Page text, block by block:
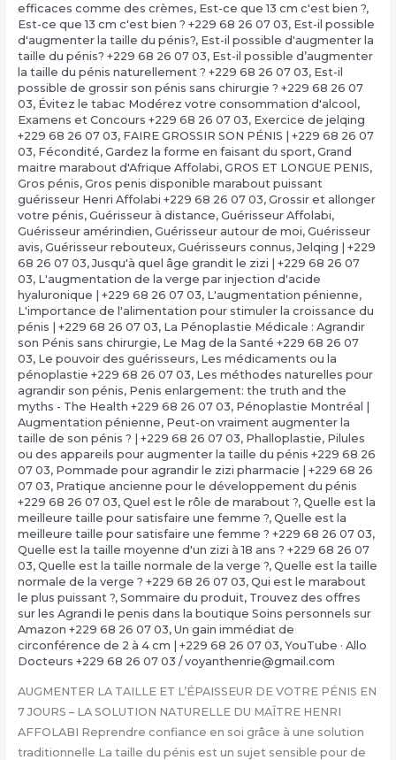
efficaces comme des crèmes, Est-ce que 13 cm c'est bien ?,
Est-ce que 13 cm c'est bien ? +229 68 26 07 03, Est-il possible
d'augmenter la taille du pénis?, Est-il possible d'augmenter la
taille du pénis? +229 68 26 07 03, Est-il possible d’augmenter
la taille du pénis naturellement ? +229 68 26 07 03, Est-il
possible de grossir son pénis sans chirurgie ? +229 68 26 07
03, Évitez le tabac Modérez votre consommation d'alcool ,
Examens et Concours +229 68 26 07 03, Exercice de jelqing
+229 68 26 07 03, FAIRE GROSSIR SON PÉNIS | +229 68 26 07
03, Fécondité, Gardez la forme en faisant du sport, Grand
maitre marabout d'Afrique Affolabi, GROS ET LONGUE PENIS,
Gros pénis, Gros penis disponible marabout puissant
guérisseur Henri Affolabi +229 68 26 07 03, Grossir et allonger
votre pénis, Guérisseur à distance, Guérisseur Affolabi,
Guérisseur amérindien, Guérisseur autour de moi, Guérisseur
avis, Guérisseur rebouteux, Guérisseurs connus, Jelqing | +229
68 26 07 03, Jusqu'à quel âge grandit le zizi | +229 68 26 07
03, L'augmentation de la verge par injection d'acide
hyaluronique | +229 68 26 07 03, L'augmentation pénienne,
L'importance de l'alimentation pour stimuler la croissance du
pénis | +229 68 26 07 03, La Pénoplastie Médicale : Agrandir
son Pénis sans chirurgie, Le Mag de la Santé +229 68 26 07
03, Le pouvoir des guérisseurs, Les médicaments ou la
pénoplastie +229 68 26 07 03, Les méthodes naturelles pour
agrandir son pénis, Penis enlargement: the truth and the
myths - The Health +229 68 26 07 03, Pénoplastie Montréal |
Augmentation pénienne, Peut-on vraiment augmenter la
taille de son pénis ? | +229 68 26 07 03, Phalloplastie, Pilules
ou des appareils pour augmenter la taille du pénis +229 68 26
07 03, Pommade pour agrandir le zizi pharmacie | +229 68 26
07 03, Pratique ancienne pour le développement du pénis
+229 68 26 07 03, Quel est le rôle de marabout ?, Quelle est la
meilleure taille pour satisfaire une femme ?, Quelle est la
meilleure taille pour satisfaire une femme ? +229 68 26 07 03,
Quelle est la taille moyenne d'un zizi à 18 ans ? +229 68 26 07
03, Quelle est la taille normale de la verge ?, Quelle est la taille
normale de la verge ? +229 68 26 07 03, Qui est le marabout
le plus puissant ?, Sommaire du produit, Trouvez des offres
sur les Agrandi le penis dans la boutique Soins personnels sur
Amazon +229 68 26 07 03, Un gain immédiat de
circonférence de 2 à 4 cm | +229 68 26 07 03, YouTube · Allo
Docteurs +229 68 26 07 03 /voyanthenrie@gmail.com
AUGMENTER LA TAILLE ET L’ÉPAISSEUR DE VOTRE PÉNIS EN
7 JOURS – LA SOLUTION NATURELLE DU MAÎTRE HENRI
AFFOLABI Reprendre confiance en soi grâce à une solution
traditionnelle La taille du pénis est un sujet sensible pour de